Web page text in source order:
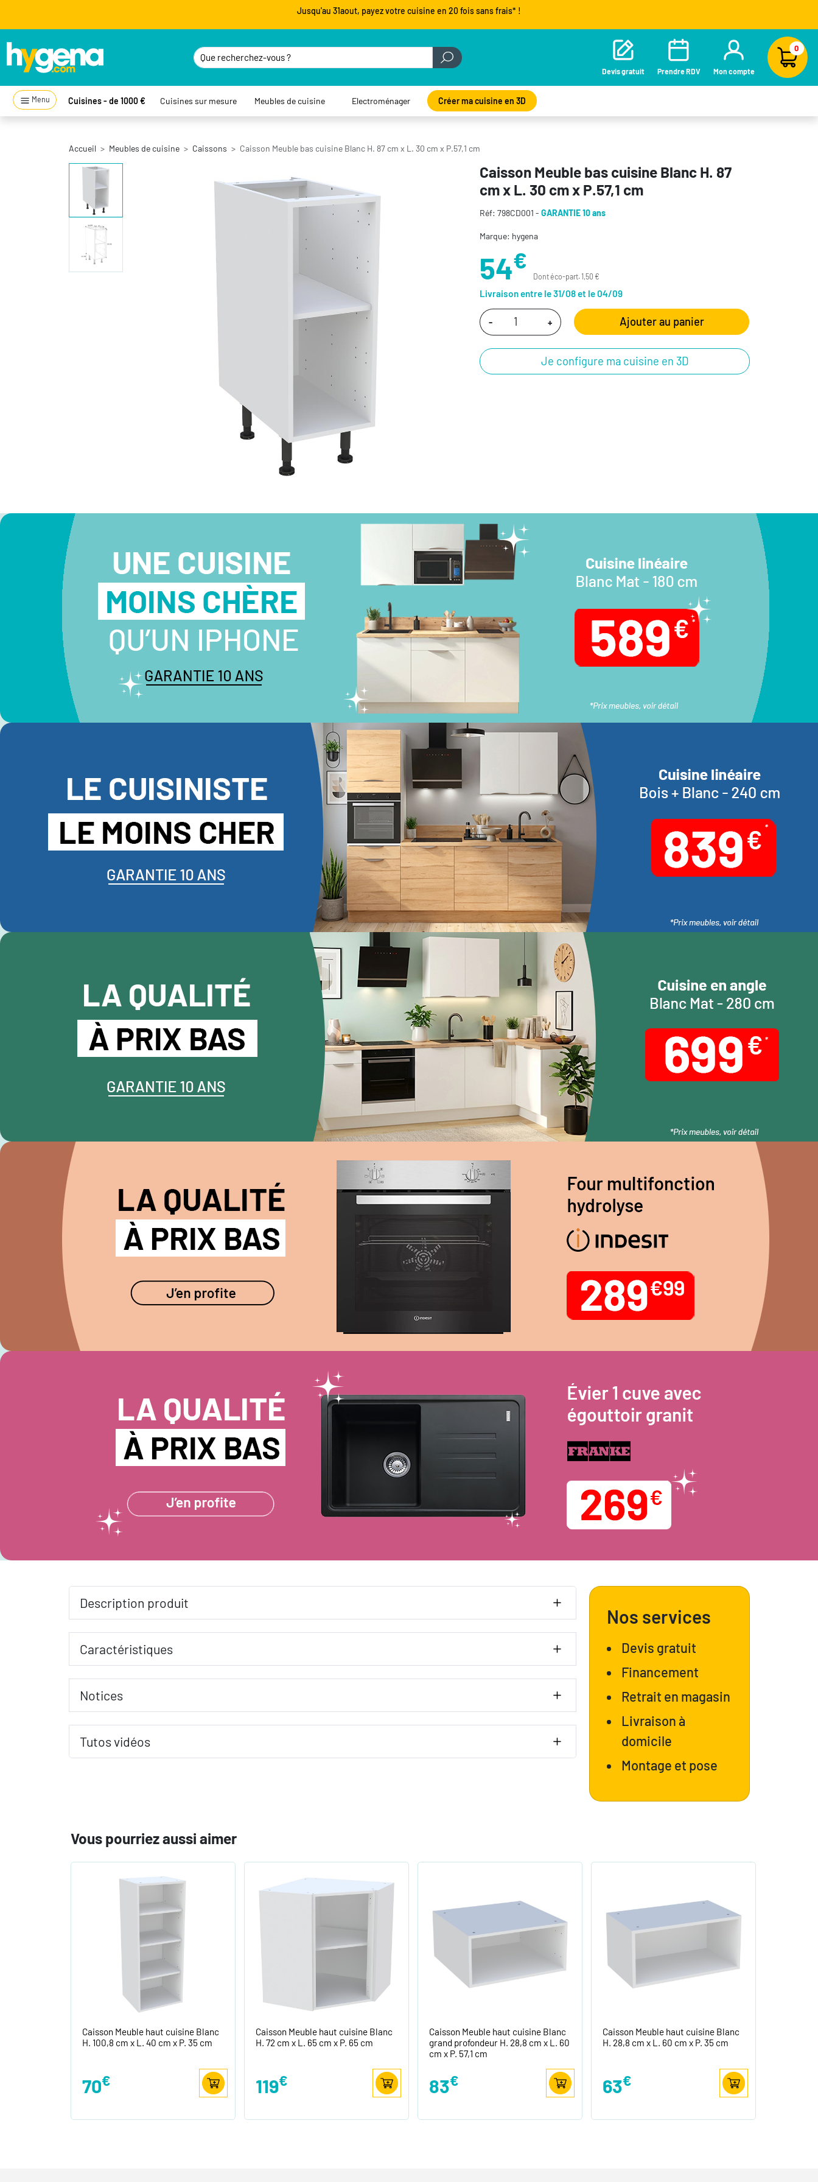
Jusqu'au 31aout, payez votre cuisine en 20 fois sans frais* !
Devis gratuit Prendre RDV Mon compte
0
Menu Cuisines - de 1000 € Cuisines sur mesure Meubles de cuisine Electroménager Créer ma cuisine en 3D
Accueil Meubles de cuisine Caissons Caisson Meuble bas cuisine Blanc H. 87 cm x L. 30 cm x P.57,1 cm
Caisson Meuble bas cuisine Blanc H. 87
cm x L. 30 cm x P.57,1 cm
Réf: 798CD001 - GARANTIE 10 ans
Marque: hygena
54€
Dont éco-part. 1,50 €
Livraison entre le 31/08 et le 04/09
- + Ajouter au panier
Je configure ma cuisine en 3D
Description produit
Caractéristiques
Notices
Tutos vidéos
Nos services
Devis gratuit
Financement
Retrait en magasin
Livraison à
domicile
Montage et pose
Vous pourriez aussi aimer
Caisson Meuble haut cuisine Blanc
H. 100,8 cm x L. 40 cm x P. 35 cm
70€
Caisson Meuble haut cuisine Blanc
H. 72 cm x L. 65 cm x P. 65 cm
119€
Caisson Meuble haut cuisine Blanc
grand profondeur H. 28,8 cm x L. 60
cm x P. 57,1 cm
83€
Caisson Meuble haut cuisine Blanc
H. 28,8 cm x L. 60 cm x P. 35 cm
63€